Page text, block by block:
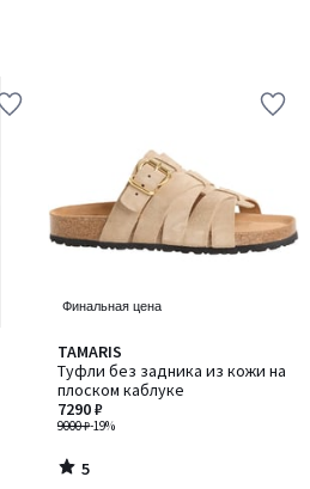
Финальная цена
TAMARIS
Туфли без задника из кожи на
плоском каблуке
9000 ₽-19%
7290 ₽
5
/
5
5
/